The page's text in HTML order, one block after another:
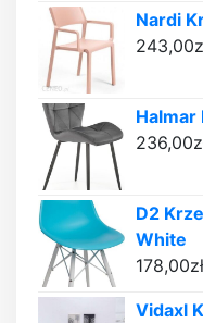
Nardi
243,00
Halmar
236,00
D2
White
178,00zł
Vidaxl